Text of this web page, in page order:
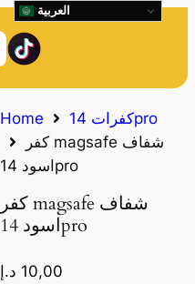
Home
كفرات 14pro
كفر magsafe شفاف
اسود 14pro
كفر magsafe شفاف
اسود 14pro
10,00 د.إ
العربية